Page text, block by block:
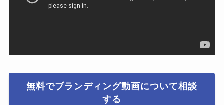
無料でブランディング動画について相談
する